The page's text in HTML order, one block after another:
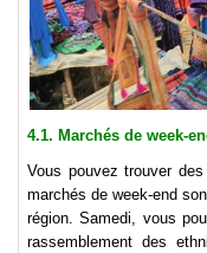
4.1. Marchés de week-
Vous pouvez trouver
marchés de week-end
région. Samedi, vous
rassemblement des